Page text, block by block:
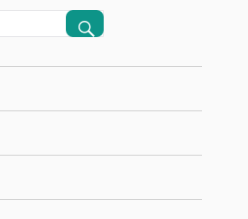
CERCA